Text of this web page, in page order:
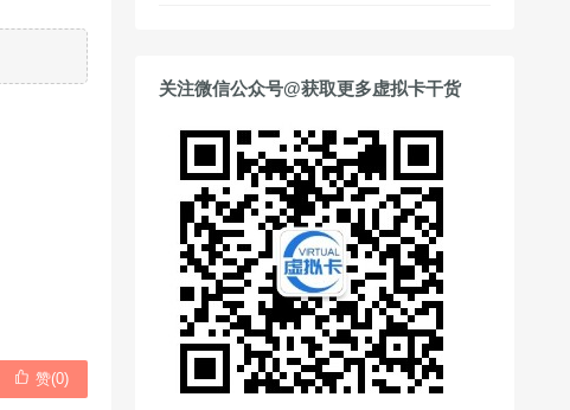
 赞(0)
关注微信公众号@获取更多虚拟卡干货